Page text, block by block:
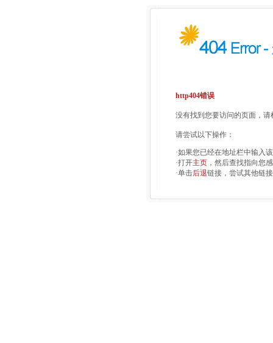
http404错误
没有找到您要访问的页面，
请尝试以下操作：
·如果您已经在地址栏中输入
·打开主页 ，然后查找指向您
·单击后退链接，尝试其他链